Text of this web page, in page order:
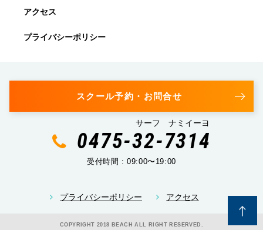
アクセス
プライバシーポリシー
スクール予約・お問合せ
サーフ ナミイーヨ
0475-32-7314
受付時間 : 09:00〜19:00
プライバシーポリシー アクセス
COPYRIGHT 2018 BEACH ALL RIGHT RESERVED.